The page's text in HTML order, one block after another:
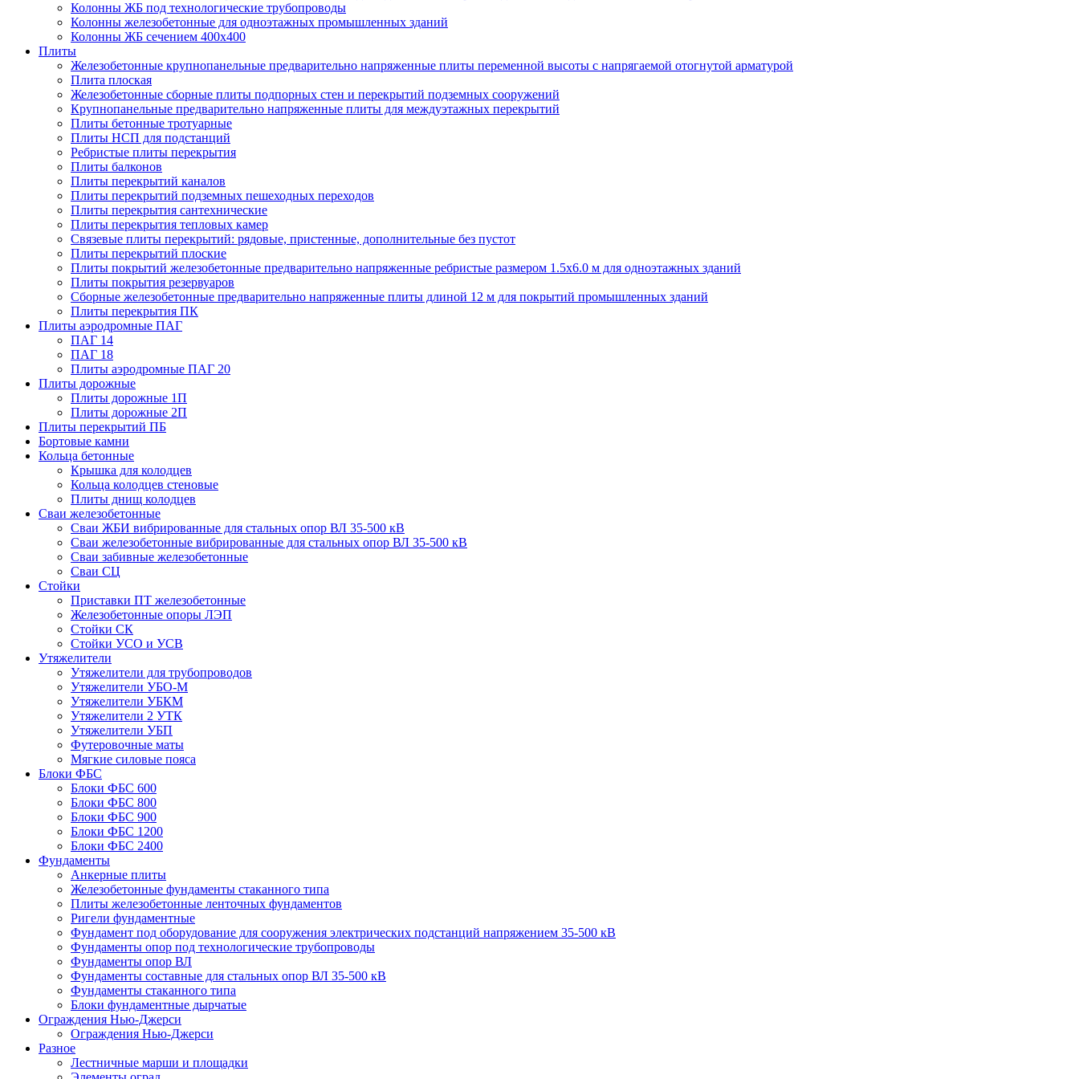
Колонны ЖБ под технологические трубопроводы
Колонны железобетонные для одноэтажных промышленных зданий
Колонны ЖБ сечением 400х400
Плиты
Железобетонные крупнопанельные предварительно напряженные плиты переменной высоты с напрягаемой отогнутой арматурой
Плита плоская
Железобетонные сборные плиты подпорных стен и перекрытий подземных сооружений
Крупнопанельные предварительно напряженные плиты для междуэтажных перекрытий
Плиты бетонные тротуарные
Плиты НСП для подстанций
Ребристые плиты перекрытия
Плиты балконов
Плиты перекрытий каналов
Плиты перекрытий подземных пешеходных переходов
Плиты перекрытия сантехнические
Плиты перекрытия тепловых камер
Связевые плиты перекрытий: рядовые, пристенные, дополнительные без пустот
Плиты перекрытий плоские
Плиты покрытий железобетонные предварительно напряженные ребристые размером 1.5х6.0 м для одноэтажных зданий
Плиты покрытия резервуаров
Сборные железобетонные предварительно напряженные плиты длиной 12 м для покрытий промышленных зданий
Плиты перекрытия ПК
Плиты аэродромные ПАГ
ПАГ 14
ПАГ 18
Плиты аэродромные ПАГ 20
Плиты дорожные
Плиты дорожные 1П
Плиты дорожные 2П
Плиты перекрытий ПБ
Бортовые камни
Кольца бетонные
Крышка для колодцев
Кольца колодцев стеновые
Плиты днищ колодцев
Сваи железобетонные
Сваи ЖБИ вибрированные для стальных опор ВЛ 35-500 кВ
Сваи железобетонные вибрированные для стальных опор ВЛ 35-500 кВ
Сваи забивные железобетонные
Сваи СЦ
Стойки
Приставки ПТ железобетонные
Железобетонные опоры ЛЭП
Стойки СК
Стойки УСО и УСВ
Утяжелители
Утяжелители для трубопроводов
Утяжелители УБО-М
Утяжелители УБКМ
Утяжелители 2 УТК
Утяжелители УБП
Футеровочные маты
Мягкие силовые пояса
Блоки ФБС
Блоки ФБС 600
Блоки ФБС 800
Блоки ФБС 900
Блоки ФБС 1200
Блоки ФБС 2400
Фундаменты
Анкерные плиты
Железобетонные фундаменты стаканного типа
Плиты железобетонные ленточных фундаментов
Ригели фундаментные
Фундамент под оборудование для сооружения электрических подстанций напряжением 35-500 кВ
Фундаменты опор под технологические трубопроводы
Фундаменты опор ВЛ
Фундаменты составные для стальных опор ВЛ 35-500 кВ
Фундаменты стаканного типа
Блоки фундаментные дырчатые
Ограждения Нью-Джерси
Ограждения Нью-Джерси
Разное
Лестничные марши и площадки